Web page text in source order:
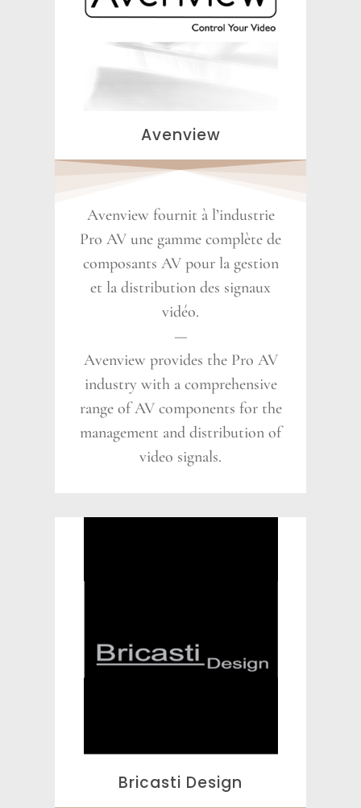
Avenview
Avenview fournit à l’industrie
Pro AV une gamme complète de
composants AV pour la gestion
et la distribution des signaux
vidéo.
—
Avenview provides the Pro AV
industry with a comprehensive
range of AV components for the
management and distribution of
video signals.
Bricasti Design